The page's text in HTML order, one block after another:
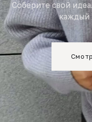
Соберите свой
каждый